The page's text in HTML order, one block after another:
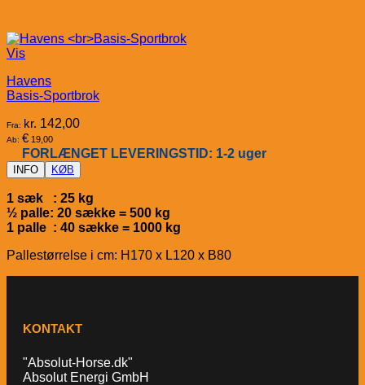
Vis
Havens
Basis-Sportbrok
Fra: kr. 142,00
Ab: € 19,00
FORLÆNGET LEVERINGSTID: 1-2 uger
INFO KØB
1 sæk : 25 kg
½ palle: 20 sække = 500 kg
1 palle : 40 sække = 1000 kg
Pallestørrelse i cm: H170 x L120 x B80
KONTAKT
"Absolut-Horse.dk"
Absolut Energi GmbH